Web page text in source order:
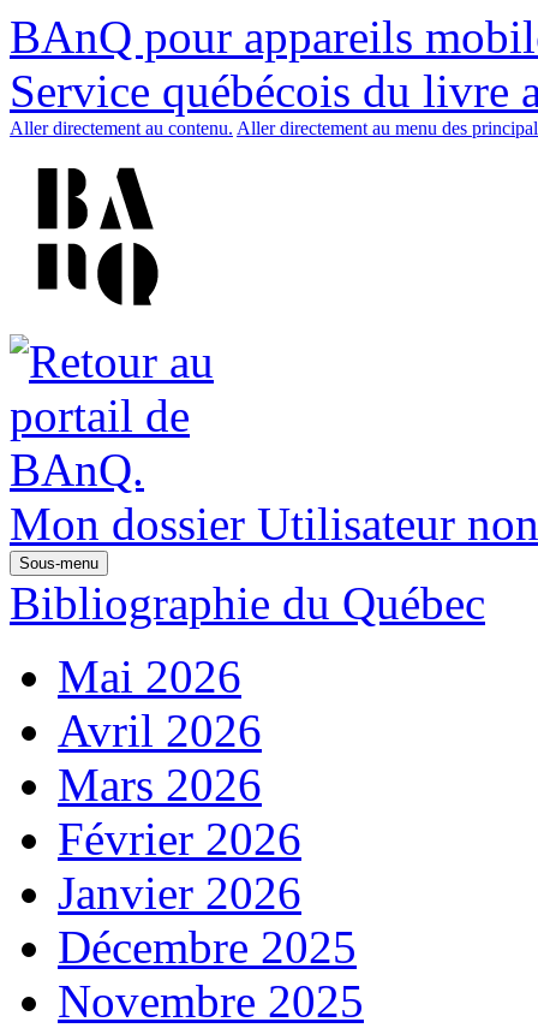
BAnQ pour appareils
Service québécois du livre
Aller directement au contenu. Aller directement au menu des
Mon dossier Utilisateur
Sous-menu
Bibliographie du Québec
Mai 2026
Avril 2026
Mars 2026
Février 2026
Janvier 2026
Décembre 2025
Novembre 2025